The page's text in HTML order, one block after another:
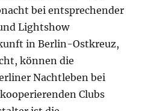
bei entsprechender
Lightshow
in Berlin-Ostkreuz,
können die
Nachtleben bei
Clubs